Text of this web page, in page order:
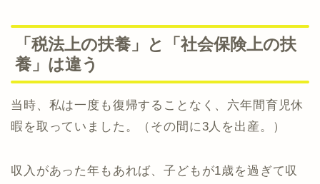
「税法上の扶養」と「社会保険上の扶
養」は違う
当時、私は一度も復帰することなく、六年間育児休
暇を取っていました。（その間に3人を出産。）
収入があった年もあれば、子どもが1歳を過ぎて収